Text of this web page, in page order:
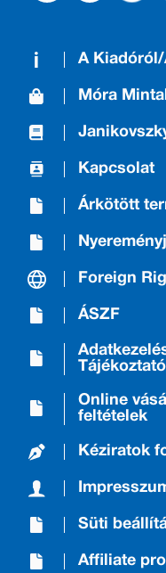
A
Móra
Kapcsolat
Árkötött
Foreign
ÁSZF
Online
feltételek
Kéziratok
Süti
Affiliate